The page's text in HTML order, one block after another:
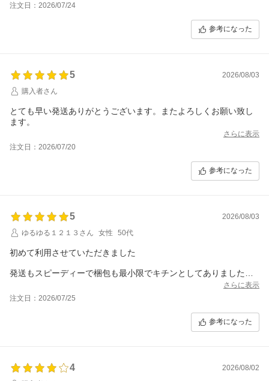
注文日：2026/07/24
参考になった
5
2026/08/03
購入者さん
とても早い発送ありがとうございます。またよろしくお願い致し
ます。
さらに表示
注文日：2026/07/20
参考になった
5
2026/08/03
ゆるゆる１２１３さん
女性 50代
初めて利用させていただきました
発送もスピーディーで梱包も最小限でキチンとしてありました
さらに表示
注文日：2026/07/25
参考になった
4
2026/08/02